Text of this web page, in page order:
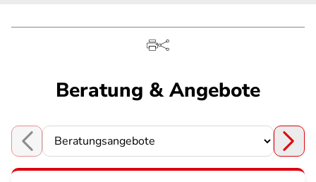
Beratung & Angebote
Choose a section